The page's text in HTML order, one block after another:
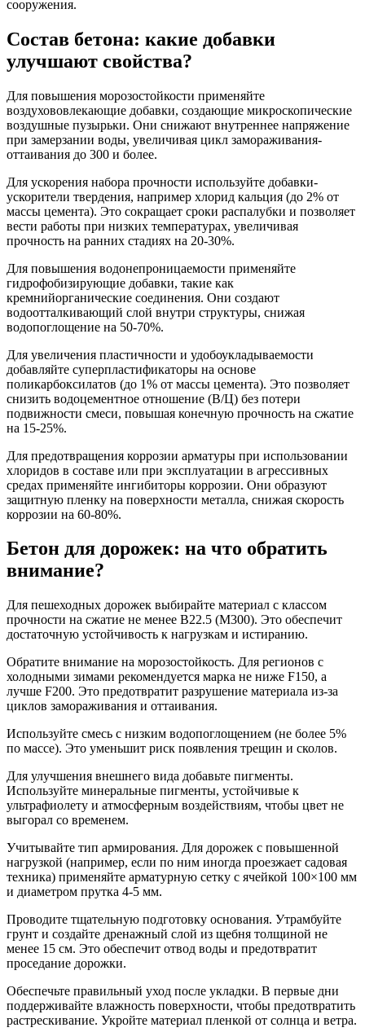
сооружения.
Состав бетона: какие добавки
улучшают свойства?
Для повышения морозостойкости применяйте
воздухововлекающие добавки, создающие микроскопические
воздушные пузырьки. Они снижают внутреннее напряжение
при замерзании воды, увеличивая цикл замораживания-
оттаивания до 300 и более.
Для ускорения набора прочности используйте добавки-
ускорители твердения, например хлорид кальция (до 2% от
массы цемента). Это сокращает сроки распалубки и позволяет
вести работы при низких температурах, увеличивая
прочность на ранних стадиях на 20-30%.
Для повышения водонепроницаемости применяйте
гидрофобизирующие добавки, такие как
кремнийорганические соединения. Они создают
водоотталкивающий слой внутри структуры, снижая
водопоглощение на 50-70%.
Для увеличения пластичности и удобоукладываемости
добавляйте суперпластификаторы на основе
поликарбоксилатов (до 1% от массы цемента). Это позволяет
снизить водоцементное отношение (В/Ц) без потери
подвижности смеси, повышая конечную прочность на сжатие
на 15-25%.
Для предотвращения коррозии арматуры при использовании
хлоридов в составе или при эксплуатации в агрессивных
средах применяйте ингибиторы коррозии. Они образуют
защитную пленку на поверхности металла, снижая скорость
коррозии на 60-80%.
Бетон для дорожек: на что обратить
внимание?
Для пешеходных дорожек выбирайте материал с классом
прочности на сжатие не менее B22.5 (М300). Это обеспечит
достаточную устойчивость к нагрузкам и истиранию.
Обратите внимание на морозостойкость. Для регионов с
холодными зимами рекомендуется марка не ниже F150, а
лучше F200. Это предотвратит разрушение материала из-за
циклов замораживания и оттаивания.
Используйте смесь с низким водопоглощением (не более 5%
по массе). Это уменьшит риск появления трещин и сколов.
Для улучшения внешнего вида добавьте пигменты.
Используйте минеральные пигменты, устойчивые к
ультрафиолету и атмосферным воздействиям, чтобы цвет не
выгорал со временем.
Учитывайте тип армирования. Для дорожек с повышенной
нагрузкой (например, если по ним иногда проезжает садовая
техника) применяйте арматурную сетку с ячейкой 100×100 мм
и диаметром прутка 4-5 мм.
Проводите тщательную подготовку основания. Утрамбуйте
грунт и создайте дренажный слой из щебня толщиной не
менее 15 см. Это обеспечит отвод воды и предотвратит
проседание дорожки.
Обеспечьте правильный уход после укладки. В первые дни
поддерживайте влажность поверхности, чтобы предотвратить
растрескивание. Укройте материал пленкой от солнца и ветра.